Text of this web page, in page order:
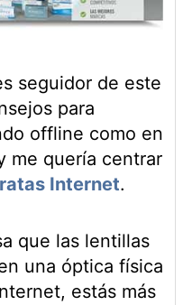
seguidor de este
para
offline como en
me quería centrar
Internet.
que las lentillas
una óptica física
estás más